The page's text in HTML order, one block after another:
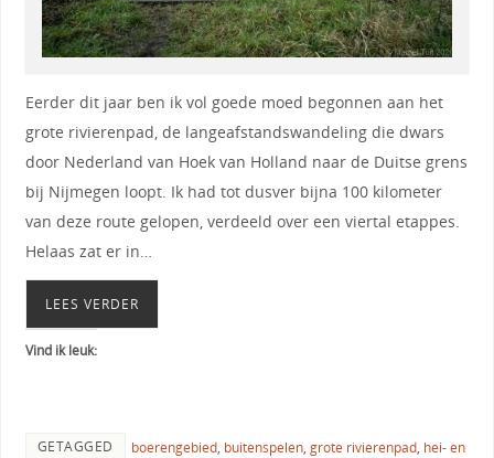
Eerder dit jaar ben ik vol goede moed begonnen aan het
grote rivierenpad, de langeafstandswandeling die dwars
door Nederland van Hoek van Holland naar de Duitse grens
bij Nijmegen loopt. Ik had tot dusver bijna 100 kilometer
van deze route gelopen, verdeeld over een viertal etappes.
Helaas zat er in…
LEES VERDER
Vind ik leuk:
GETAGGED boerengebied, buitenspelen, grote rivierenpad, hei- en